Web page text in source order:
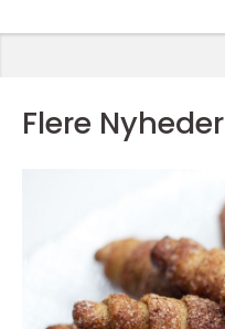
Flere Nyheder